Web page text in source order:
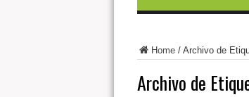
Home/ Archivo de
Archivo de